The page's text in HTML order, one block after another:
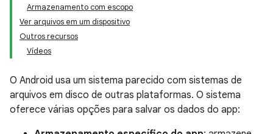
Armazenamento com escopo
Ver arquivos em um dispositivo
Outros recursos
Vídeos
O Android usa um sistema parecido com sistemas de
arquivos em disco de outras plataformas. O sistema
oferece várias opções para salvar os dados do app: